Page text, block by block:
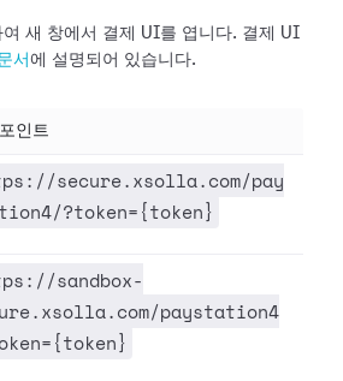
여 새 창에서 결제 UI를 엽니다. 결제 UI
서 에 설명되어 있습니다.
인트
secure.xsolla.com/pay
?token={token}
sandbox-
paystation4